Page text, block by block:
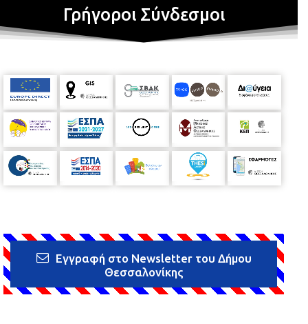
Γρήγοροι Σύνδεσμοι
Εγγραφή στο Newsletter του Δήμου
Θεσσαλονίκης